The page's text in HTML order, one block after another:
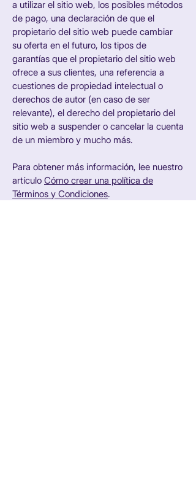
a utilizar el sitio web, los posibles métodos
de pago, una declaración de que el
propietario del sitio web puede cambiar
su oferta en el futuro, los tipos de
garantías que el propietario del sitio web
ofrece a sus clientes, una referencia a
cuestiones de propiedad intelectual o
derechos de autor (en caso de ser
relevante), el derecho del propietario del
sitio web a suspender o cancelar la cuenta
de un miembro y mucho más.
Para obtener más información, lee nuestro
artículo Cómo crear una política de
Términos y Condiciones.